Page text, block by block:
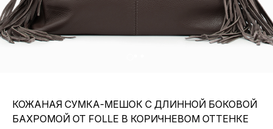
КОЖАНАЯ СУМКА-МЕШОК С ДЛИННОЙ БОКОВОЙ
БАХРОМОЙ ОТ FOLLE В КОРИЧНЕВОМ ОТТЕНКЕ